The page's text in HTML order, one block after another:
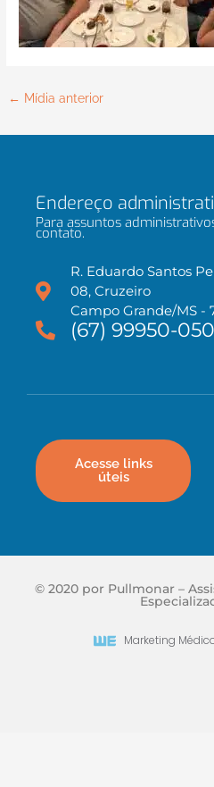
← Mídia anterior
Endereço
Para assuntos
contato.
R. Eduardo Santos
08, Cruzeiro
Campo Grande/MS -
(67) 99950-
Acesse links
úteis
© 2020 por Pullmonar –
Marketing